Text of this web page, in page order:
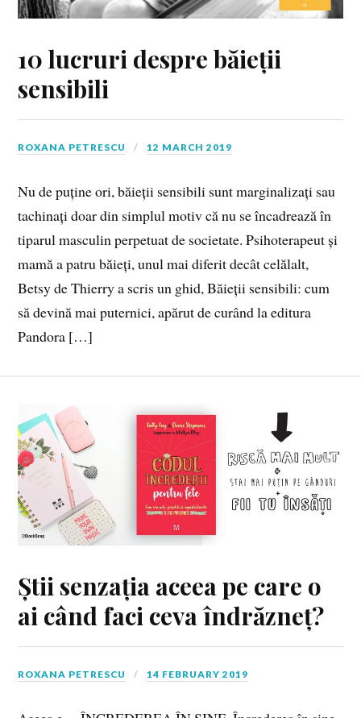
10 lucruri despre băieții
sensibili
ROXANA PETRESCU 12 MARCH 2019
Nu de puține ori, băieții sensibili sunt marginalizați sau
tachinați doar din simplul motiv că nu se încadrează în
tiparul masculin perpetuat de societate. Psihoterapeut și
mamă a patru băieți, unul mai diferit decât celălalt,
Betsy de Thierry a scris un ghid, Băieții sensibili: cum
să devină mai puternici, apărut de curând la editura
Pandora […]
Știi senzația aceea pe care o
ai când faci ceva îndrăzneț?
ROXANA PETRESCU 14 FEBRUARY 2019